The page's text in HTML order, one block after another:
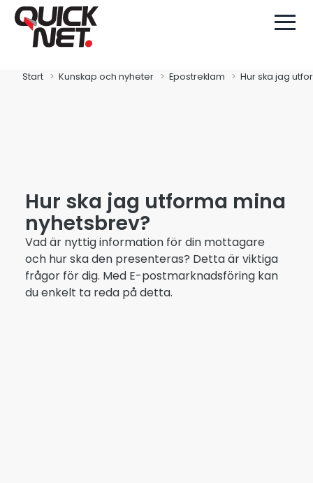
Start Kunskap och nyheter Epostreklam Hur ska jag
Hur ska jag utforma mina
nyhetsbrev?
Vad är nyttig information för din mottagare
och hur ska den presenteras? Detta är viktiga
frågor för dig. Med E-postmarknadsföring kan
du enkelt ta reda på detta.